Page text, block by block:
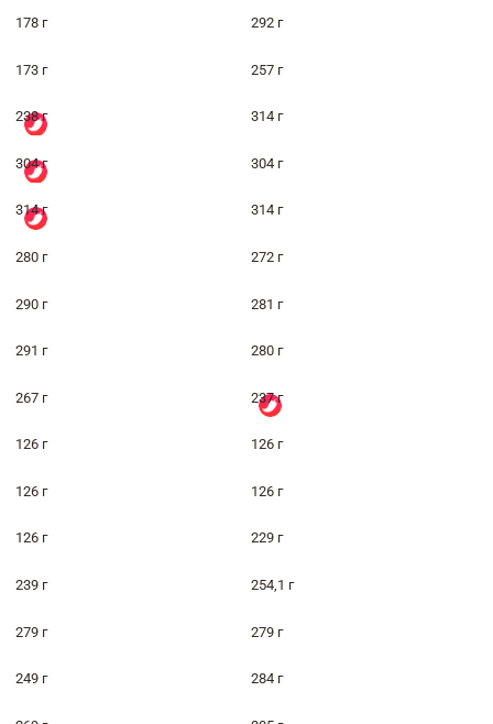
178 г 292 г
173 г 257 г
238 г 314 г
304 г 304 г
314 г 314 г
280 г 272 г
290 г 281 г
291 г 280 г
267 г 237 г
126 г 126 г
126 г 126 г
126 г 229 г
239 г 254,1 г
279 г 279 г
249 г 284 г